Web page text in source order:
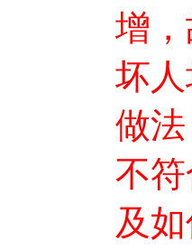
增
坏
做
不
及